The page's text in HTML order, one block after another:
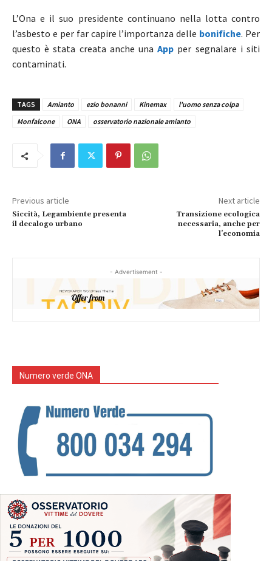
L’Ona e il suo presidente continuano nella lotta contro
l’asbesto e per far capire l’importanza delle bonifiche. Per
questo è stata creata anche unaApp per segnalare i siti
contaminati.
TAGS Amianto ezio bonanni Kinemax
l'uomo senza colpa
Monfalcone
ONA osservatorio nazionale amianto
Previous article
Siccità, Legambiente presenta
il decalogo urbano
Next article
Transizione ecologica
necessaria, anche per
l’economia
- Advertisement -
Numero verde ONA